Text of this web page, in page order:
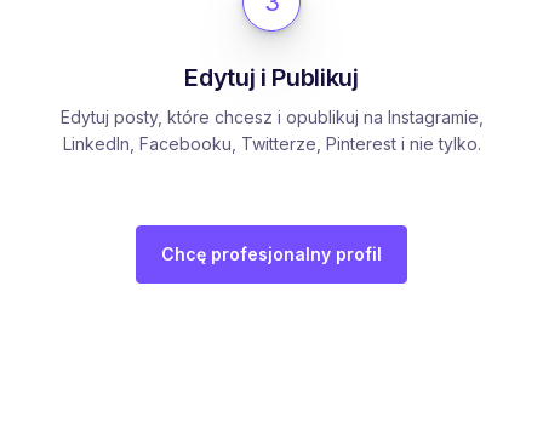
Edytuj i Publikuj
Edytuj posty, które chcesz i opublikuj na Instagramie,
LinkedIn, Facebooku, Twitterze, Pinterest i nie tylko.
Chcę profesjonalny profil